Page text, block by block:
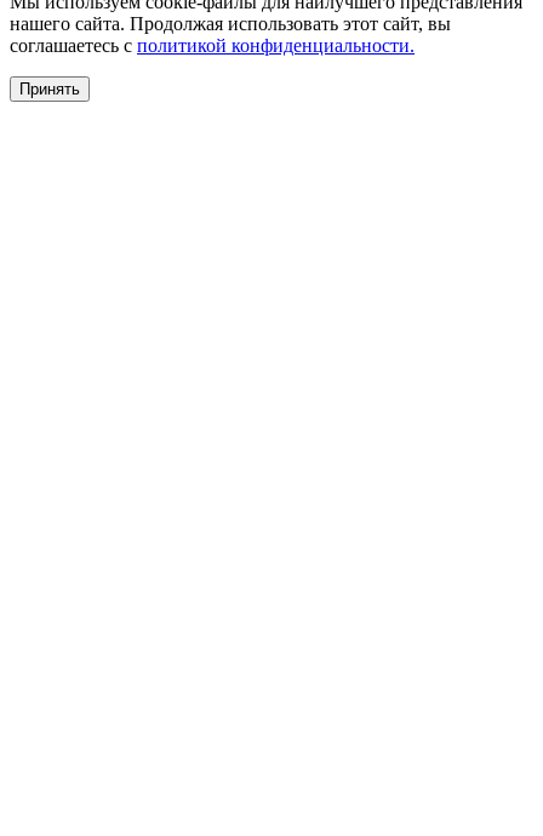
нашего сайта. Продолжая использовать этот сайт, вы
соглашаетесь c политикой конфиденциальности.
Принять